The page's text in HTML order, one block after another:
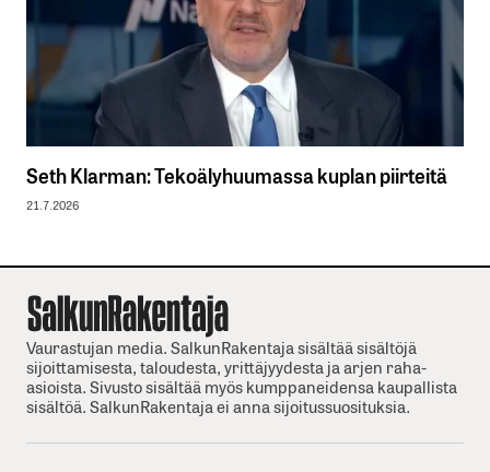
Seth Klarman: Tekoälyhuumassa kuplan piirteitä
21.7.2026
Vaurastujan media. SalkunRakentaja sisältää sisältöjä
sijoittamisesta, taloudesta, yrittäjyydesta ja arjen raha-
asioista. Sivusto sisältää myös kumppaneidensa kaupallista
sisältöä. SalkunRakentaja ei anna sijoitussuosituksia.